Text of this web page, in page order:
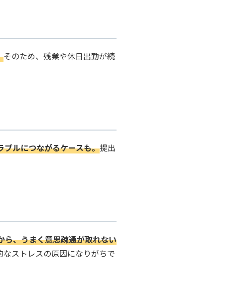
そのため、残業や休日出勤が続
ルにつながるケースも。提出
ら、うまく意思疎通が取れない
ストレスの原因になりがちで